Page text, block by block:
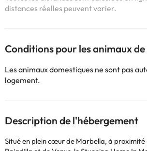
distances réelles peuvent varier.
Conditions pour les animaux
Les animaux domestiques ne sont pas
logement.
Description de l'hébergement
Situé en plein cœur de Marbella, à proximité